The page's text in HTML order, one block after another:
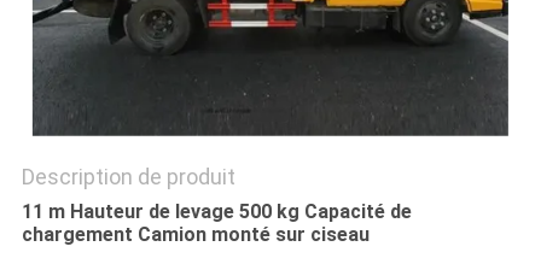
POLITIQUE
DE
CONFIDENTIALITÉ
Description de produit
11 m Hauteur de levage 500 kg Capacité de
chargement Camion monté sur ciseau